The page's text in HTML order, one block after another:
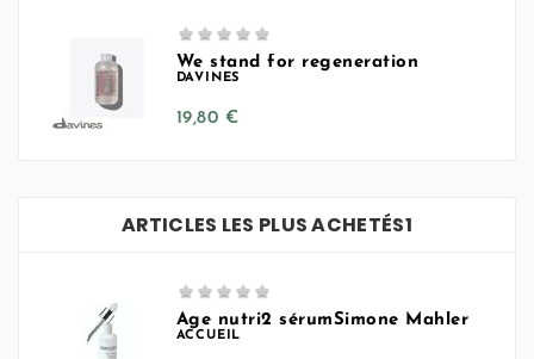
    
We stand for regeneration
DAVINES
19,80 €
ARTICLES LES PLUS ACHETÉS1
    
Age nutri2 sérumSimone Mahler
ACCUEIL